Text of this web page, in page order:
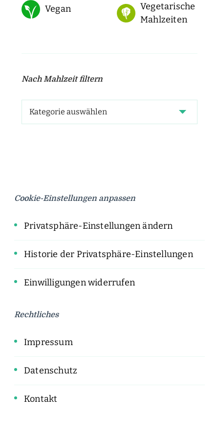
Vegan
Vegetarische
Mahlzeiten
Nach Mahlzeit filtern
Cookie-Einstellungen anpassen
Privatsphäre-Einstellungen ändern
Historie der Privatsphäre-Einstellungen
Einwilligungen widerrufen
Rechtliches
Impressum
Datenschutz
Kontakt